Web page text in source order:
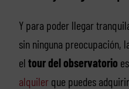
Y para poder llegar
sin ninguna preocupación,
el tour del observatorio
alquilerque puedes